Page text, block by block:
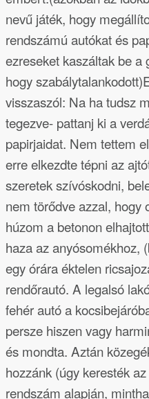
nevű játék, hogy
rendszámú autókat és
ezreseket kaszáltak be a
hogy
visszaszól: Na ha tudsz
tegezve- pattanj ki a
papirjaidat. Nem tettem
erre elkezdte tépni az
szeretek szívóskodni,
nem törődve azzal, hogy
húzom a betonon
haza az anyósomékhoz,
egy órára éktelen
rendőrautó. A legalsó
fehér autó a
persze hiszen vagy
és mondta. Aztán
hozzánk (úgy keresték
rendszám alapján,